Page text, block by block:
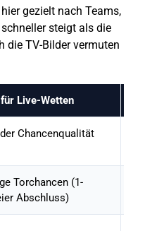
gezielt nach Teams,
steigt als die
die TV-Bilder vermuten
Live-Wetten
Chancenqualität
Torchancen (1-
Abschluss)